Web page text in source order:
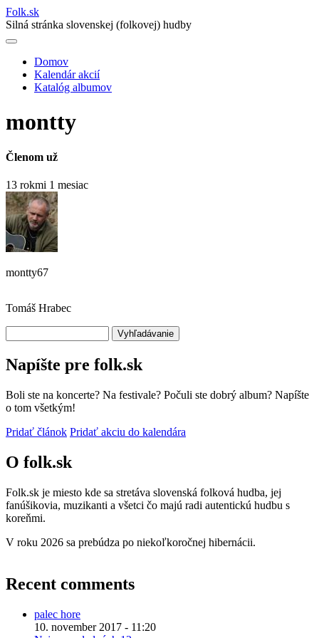
Folk.sk
Silná stránka slovenskej (folkovej) hudby
Main
navigation
Domov
Kalendár akcií
Katalóg albumov
montty
Členom už
13 rokmi 1 mesiac
montty67
Tomáš Hrabec
Napíšte pre folk.sk
Boli ste na koncerte? Na festivale? Počuli ste dobrý album? Napíšte
o tom všetkým!
Pridať článok Pridať akciu do kalendára
O folk.sk
Folk.sk je miesto kde sa stretáva slovenská folková hudba, jej
fanúšikovia, muzikanti a všetci čo majú radi autentickú hudbu s
koreňmi.
V roku 2026 sa prebúdza po niekoľkoročnej hibernácii.
Recent comments
palec hore
10. november 2017 - 11:20